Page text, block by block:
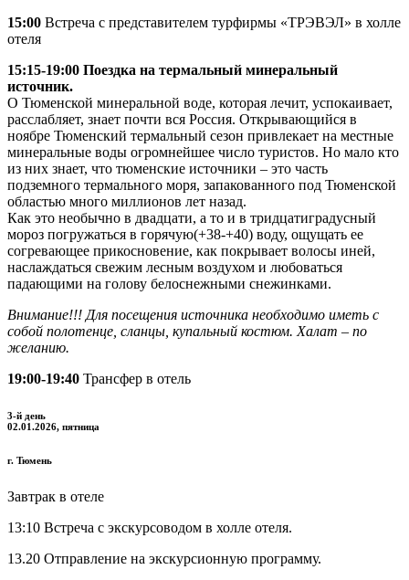
15:00 Встреча с представителем турфирмы «ТРЭВЭЛ» в холле
отеля
15:15-19:00 Поездка на термальный минеральный
источник.
О Тюменской минеральной воде, которая лечит, успокаивает,
расслабляет, знает почти вся Россия. Открывающийся в
ноябре Тюменский термальный сезон привлекает на местные
минеральные воды огромнейшее число туристов. Но мало кто
из них знает, что тюменские источники – это часть
подземного термального моря, запакованного под Тюменской
областью много миллионов лет назад.
Как это необычно в двадцати, а то и в тридцатиградусный
мороз погружаться в горячую(+38-+40) воду, ощущать ее
согревающее прикосновение, как покрывает волосы иней,
наслаждаться свежим лесным воздухом и любоваться
падающими на голову белоснежными снежинками.
Внимание!!! Для посещения источника необходимо иметь с
собой полотенце, сланцы, купальный костюм. Халат – по
желанию.
19:00-19:40 Трансфер в отель
3-й день
02.01.2026, пятница
г. Тюмень
Завтрак в отеле
13:10 Встреча с экскурсоводом в холле отеля.
13.20 Отправление на экскурсионную программу.